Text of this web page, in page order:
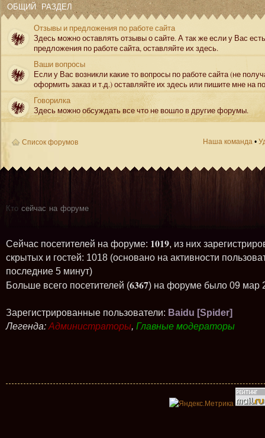
ОБЩИЙ РАЗДЕЛ
Отзывы и предложения по работе сайта
Здесь можно оставлять отзывы о сайте. А так же если у Вас есть
предложения по работе сайта, оставляйте их здесь.
Ваши вопросы
Если у Вас возникли какие то вопросы по работе сайта (не
оформить заказ и т.д.) оставляйте их здесь или пишите мне на
Говорилка
Здесь можно обсуждать все что не вошло в другие форумы.
Список форумов Наша команда •
Кто сейчас на форуме
Сейчас посетителей на форуме: 1019, из них
скрытых и гостей: 1018 (основано на активности
последние 5 минут)
Больше всего посетителей (6367) на форуме было 09 мар
Зарегистрированные пользователи: Baidu [Spider]
Легенда: Администраторы, Главные модераторы